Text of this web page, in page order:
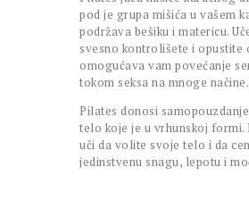
pod je grupa mišića u vašem
podržava bešiku i matericu.
svesno kontrolišete i opustite
omogućava vam povećanje
tokom seksa na mnoge načine.
Pilates donosi
telo koje je u vrhunskoj formi.
uči da volite svoje telo i da
jedinstvenu snagu, lepotu i